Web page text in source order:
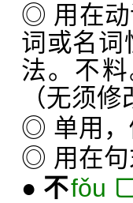
◎ 用在动
词或名词
法。不
（无须
◎ 单用，
◎ 用在句
● 不fǒu